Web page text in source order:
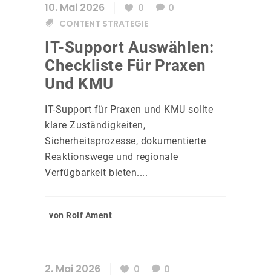
10. Mai 2026 0
0
CONTENT STRATEGIE
IT-Support Auswählen:
Checkliste Für Praxen
Und KMU
IT-Support für Praxen und KMU sollte
klare Zuständigkeiten,
Sicherheitsprozesse, dokumentierte
Reaktionswege und regionale
Verfügbarkeit bieten....
von Rolf Ament
2. Mai 2026 0
0